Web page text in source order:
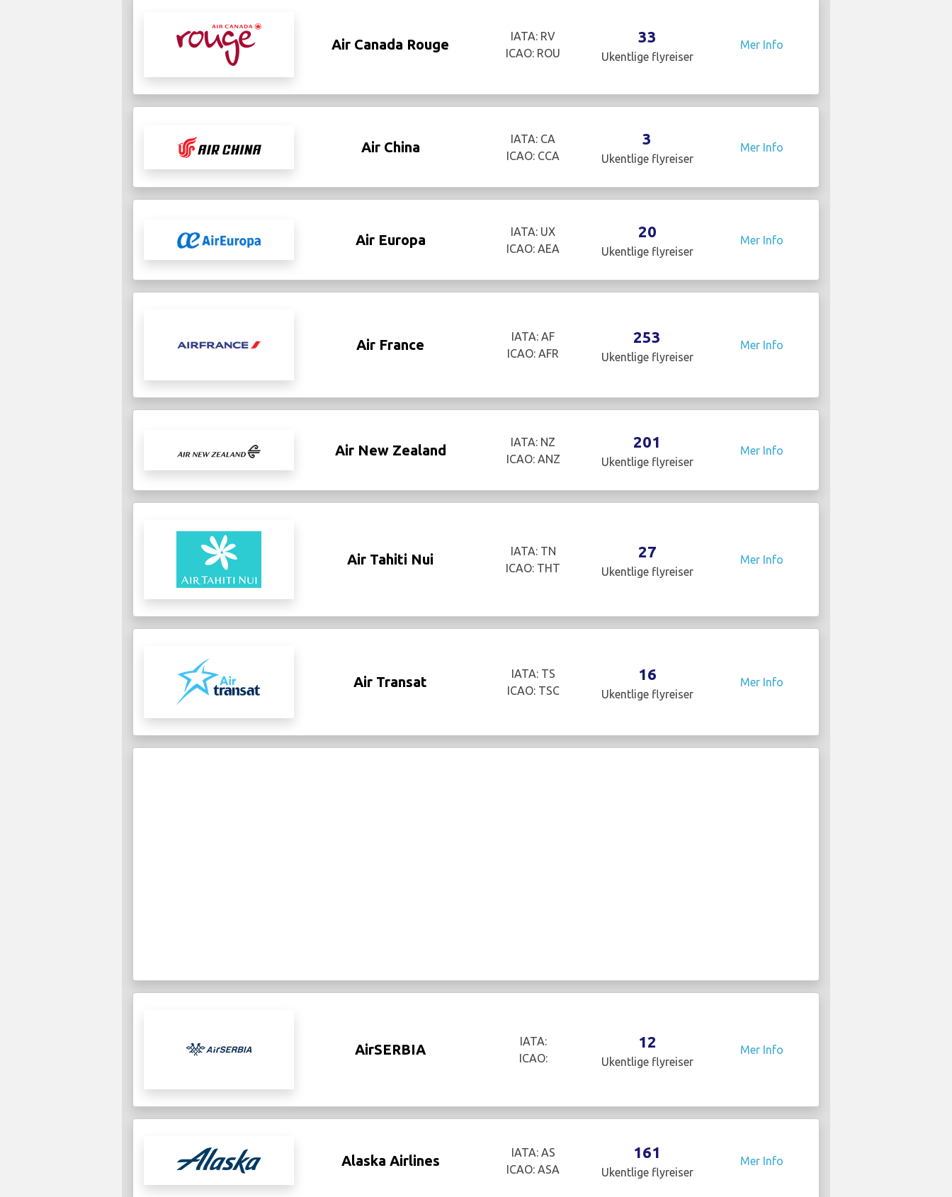
Air Canada Rouge
IATA: RV
ICAO: ROU
33
Ukentlige flyreiser
Mer Info
Air China
IATA: CA
ICAO: CCA
3
Ukentlige flyreiser
Mer Info
Air Europa
IATA: UX
ICAO: AEA
20
Ukentlige flyreiser
Mer Info
Air France
IATA: AF
ICAO: AFR
253
Ukentlige flyreiser
Mer Info
Air New Zealand
IATA: NZ
ICAO: ANZ
201
Ukentlige flyreiser
Mer Info
Air Tahiti Nui
IATA: TN
ICAO: THT
27
Ukentlige flyreiser
Mer Info
Air Transat
IATA: TS
ICAO: TSC
16
Ukentlige flyreiser
Mer Info
AirSERBIA
IATA:
ICAO:
12
Ukentlige flyreiser
Mer Info
Alaska Airlines
IATA: AS
ICAO: ASA
161
Ukentlige flyreiser
Mer Info